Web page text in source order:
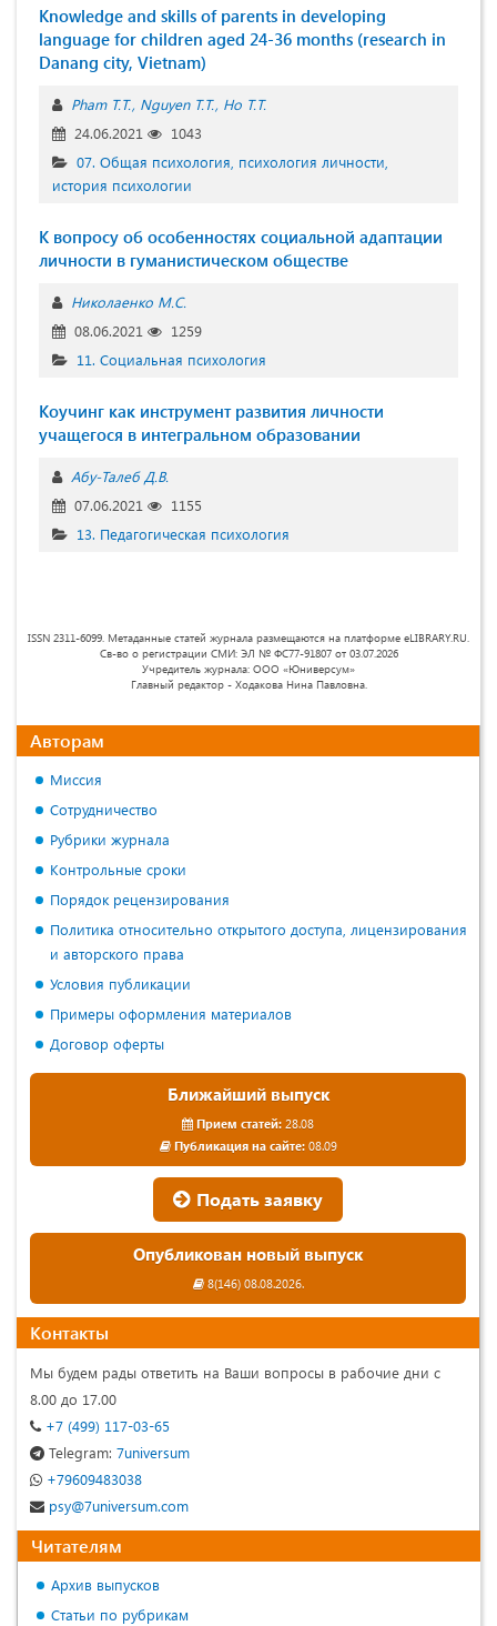
Knowledge and skills of parents in developing
language for children aged 24-36 months (research in
Danang city, Vietnam)
Pham T.T. Nguyen T.T. Ho T.T.
24.06.2021
1043
07. Общая психология, психология личности,
история психологии
К вопросу об особенностях социальной адаптации
личности в гуманистическом обществе
Николаенко М.С.
08.06.2021
1259
11. Социальная психология
Коучинг как инструмент развития личности
учащегося в интегральном образовании
Абу-Талеб Д.В.
07.06.2021
1155
13. Педагогическая психология
ISSN 2311-6099. Метаданные статей журнала размещаются на платформе eLIBRARY.RU.
Св-во о регистрации СМИ: ЭЛ № ФС77-91807 от 03.07.2026
Учредитель журнала: ООО «Юниверсум»
Главный редактор - Ходакова Нина Павловна.
Авторам
Миссия
Сотрудничество
Рубрики журнала
Контрольные сроки
Порядок рецензирования
Политика относительно открытого доступа, лицензирования
и авторского права
Условия публикации
Примеры оформления материалов
Договор оферты
Ближайший выпуск
Прием статей: 28.08
Публикация на сайте:08.09
Подать заявку
Опубликован новый выпуск
8(146) 08.08.2026.
Контакты
Мы будем рады ответить на Ваши вопросы в рабочие дни с
8.00 до 17.00
+7 (499) 117-03-65
Telegram: 7universum
+79609483038
psy@7universum.com
Читателям
Архив выпусков
Статьи по рубрикам